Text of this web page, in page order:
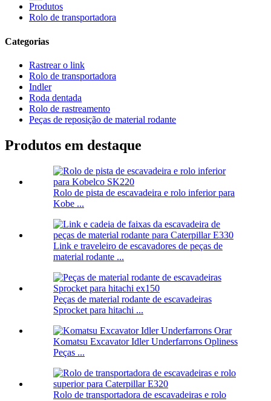
Produtos
Rolo de transportadora
Categorias
Rastrear o link
Rolo de transportadora
Indler
Roda dentada
Rolo de rastreamento
Peças de reposição de material rodante
Produtos em destaque
Rolo de pista de escavadeira e rolo inferior para
Kobe ...
Link e traveleiro de escavadores de peças de
material rodante ...
Peças de material rodante de escavadeiras
Sprocket para hitachi ...
Komatsu Excavator Idler Underfarrons Opliness
Peças ...
Rolo de transportadora de escavadeiras e rolo